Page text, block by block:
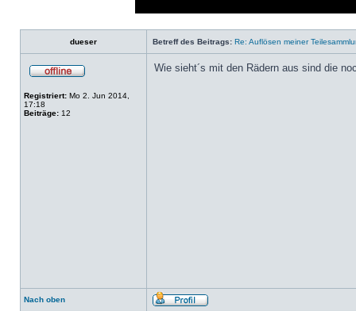
dueser Betreff des Beitrags: Re: Auflösen meiner
Registriert: Mo 2. Jun 2014,
17:18
Beiträge: 12
Wie sieht´s mit den Rädern aus sind die
Nach oben